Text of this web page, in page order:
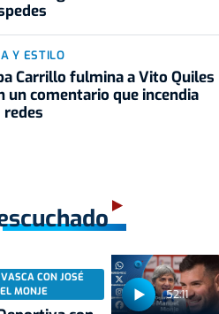
Y ESTILO
Carrillo fulmina a Vito Quiles
un comentario que incendia
redes
52:11
CON JOSÉ
MONJE